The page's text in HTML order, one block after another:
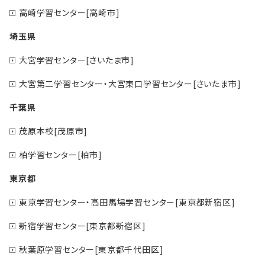
高崎学習センター[高崎市]
埼玉県
大宮学習センター[さいたま市]
大宮第二学習センター・大宮東口学習センター[さいたま市]
千葉県
茂原本校[茂原市]
柏学習センター[柏市]
東京都
東京学習センター・高田馬場学習センター[東京都新宿区]
新宿学習センター[東京都新宿区]
秋葉原学習センター[東京都千代田区]